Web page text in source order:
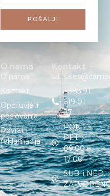
POŠALJI
O nama
O nama
Kontakt
Opći uvjeti
poslovanja
Povrat i
reklamacija
Kontakt
+385 91
619 01
27
PON. –
PET. :
09:00 –
17:00
SUB. i NED. :